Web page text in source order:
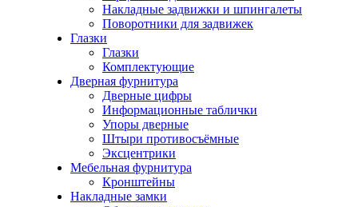
Накладные задвижки и шпингалеты
Поворотники для задвижек
Глазки
Глазки
Комплектующие
Дверная фурнитура
Дверные цифры
Информационные таблички
Упоры дверные
Штыри противосъёмные
Эксцентрики
Мебельная фурнитура
Кронштейны
Накладные замки